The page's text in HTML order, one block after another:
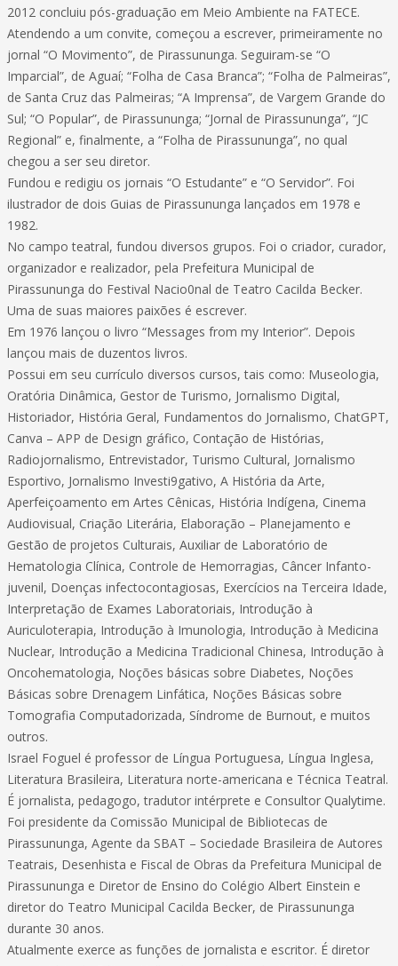
2012 concluiu pós-graduação em Meio Ambiente na FATECE.
Atendendo a um convite, começou a escrever, primeiramente no
jornal “O Movimento”, de Pirassununga. Seguiram-se “O
Imparcial”, de Aguaí; “Folha de Casa Branca”; “Folha de Palmeiras”,
de Santa Cruz das Palmeiras; “A Imprensa”, de Vargem Grande do
Sul; “O Popular”, de Pirassununga; “Jornal de Pirassununga”, “JC
Regional” e, finalmente, a “Folha de Pirassununga”, no qual
chegou a ser seu diretor.
Fundou e redigiu os jornais “O Estudante” e “O Servidor”. Foi
ilustrador de dois Guias de Pirassununga lançados em 1978 e
1982.
No campo teatral, fundou diversos grupos. Foi o criador, curador,
organizador e realizador, pela Prefeitura Municipal de
Pirassununga do Festival Nacio0nal de Teatro Cacilda Becker.
Uma de suas maiores paixões é escrever.
Em 1976 lançou o livro “Messages from my Interior”. Depois
lançou mais de duzentos livros.
Possui em seu currículo diversos cursos, tais como: Museologia,
Oratória Dinâmica, Gestor de Turismo, Jornalismo Digital,
Historiador, História Geral, Fundamentos do Jornalismo, ChatGPT,
Canva – APP de Design gráfico, Contação de Histórias,
Radiojornalismo, Entrevistador, Turismo Cultural, Jornalismo
Esportivo, Jornalismo Investi9gativo, A História da Arte,
Aperfeiçoamento em Artes Cênicas, História Indígena, Cinema
Audiovisual, Criação Literária, Elaboração – Planejamento e
Gestão de projetos Culturais, Auxiliar de Laboratório de
Hematologia Clínica, Controle de Hemorragias, Câncer Infanto-
juvenil, Doenças infectocontagiosas, Exercícios na Terceira Idade,
Interpretação de Exames Laboratoriais, Introdução à
Auriculoterapia, Introdução à Imunologia, Introdução à Medicina
Nuclear, Introdução a Medicina Tradicional Chinesa, Introdução à
Oncohematologia, Noções básicas sobre Diabetes, Noções
Básicas sobre Drenagem Linfática, Noções Básicas sobre
Tomografia Computadorizada, Síndrome de Burnout, e muitos
outros.
Israel Foguel é professor de Língua Portuguesa, Língua Inglesa,
Literatura Brasileira, Literatura norte-americana e Técnica Teatral.
É jornalista, pedagogo, tradutor intérprete e Consultor Qualytime.
Foi presidente da Comissão Municipal de Bibliotecas de
Pirassununga, Agente da SBAT – Sociedade Brasileira de Autores
Teatrais, Desenhista e Fiscal de Obras da Prefeitura Municipal de
Pirassununga e Diretor de Ensino do Colégio Albert Einstein e
diretor do Teatro Municipal Cacilda Becker, de Pirassununga
durante 30 anos.
Atualmente exerce as funções de jornalista e escritor. É diretor